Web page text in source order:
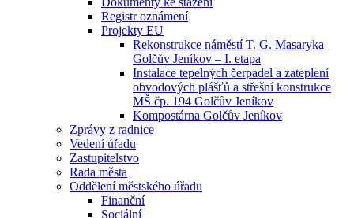
Registr oznámení
Projekty EU
Rekonstrukce náměstí T. G. Masaryka
Golčův Jeníkov – I. etapa
Instalace tepelných čerpadel a zateplení
obvodových plášťů a střešní konstrukce
MŠ čp. 194 Golčův Jeníkov
Kompostárna Golčův Jeníkov
Zprávy z radnice
Vedení úřadu
Zastupitelstvo
Rada města
Oddělení městského úřadu
Finanční
Sociální